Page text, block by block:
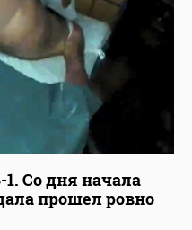
Со дня начала
прошел ровно